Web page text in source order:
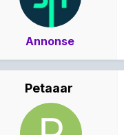
Annonse
Petaaar